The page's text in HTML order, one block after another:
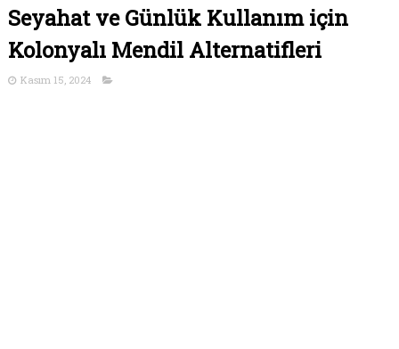
Seyahat ve Günlük Kullanım için
Kolonyalı Mendil Alternatifleri
Kasım 15, 2024